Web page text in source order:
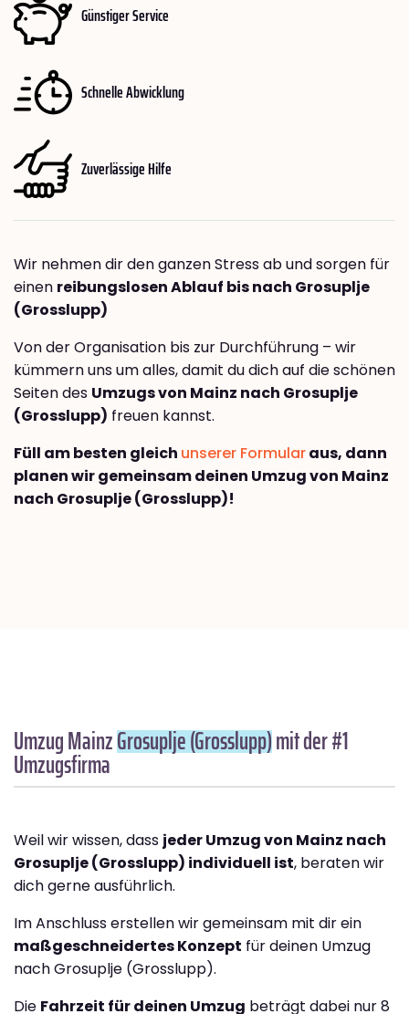
Günstiger Service
Schnelle Abwicklung
Zuverlässige Hilfe
Wir nehmen dir den ganzen Stress ab und sorgen für
einen reibungslosen Ablauf bis nach Grosuplje
(Grosslupp)
Von der Organisation bis zur Durchführung – wir
kümmern uns um alles, damit du dich auf die schönen
Seiten des Umzugs von Mainz nach Grosuplje
(Grosslupp) freuen kannst.
Füll am besten gleich unserer Formularaus, dann
planen wir gemeinsam deinen Umzug von Mainz
nach Grosuplje (Grosslupp)!
Umzug MainzGrosuplje (Grosslupp)mit der #1
Umzugsfirma
Weil wir wissen, dass jeder Umzug von Mainz nach
Grosuplje (Grosslupp) individuell ist, beraten wir
dich gerne ausführlich.
Im Anschluss erstellen wir gemeinsam mit dir ein
maßgeschneidertes Konzept für deinen Umzug
nach Grosuplje (Grosslupp).
Die Fahrzeit für deinen Umzug beträgt dabei nur 8